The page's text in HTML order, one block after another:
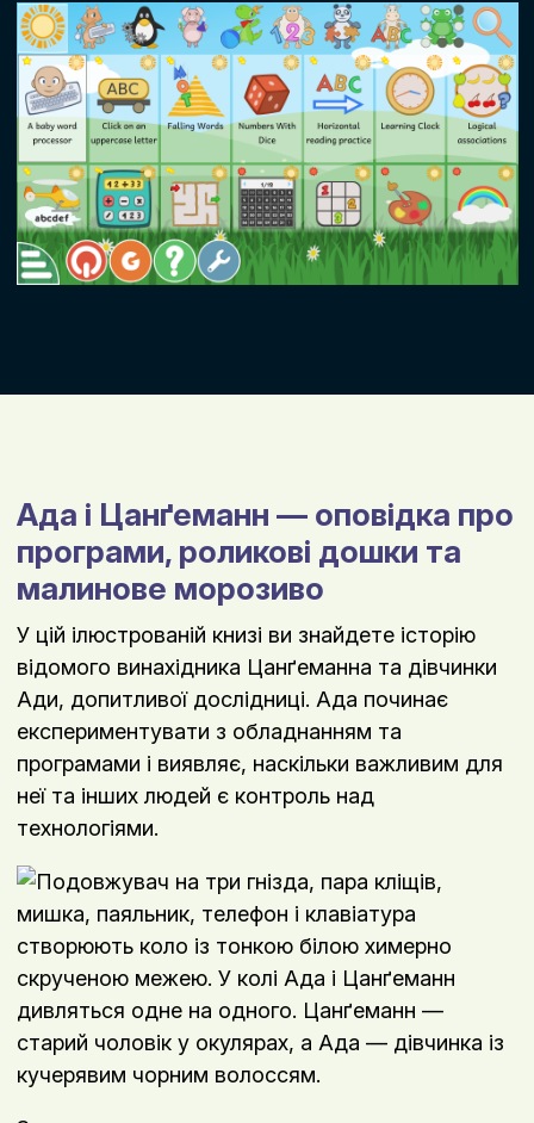
Ада і Цанґеманн — оповідка про
програми, роликові дошки та
малинове морозиво
У цій ілюстрованій книзі ви знайдете історію
відомого винахідника Цанґеманна та дівчинки
Ади, допитливої дослідниці. Ада починає
експериментувати з обладнанням та
програмами і виявляє, наскільки важливим для
неї та інших людей є контроль над
технологіями.